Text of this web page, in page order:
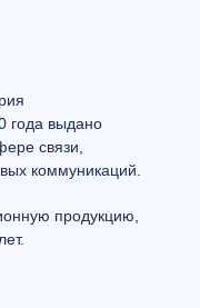
года выдано
связи,
коммуникаций.
продукцию,